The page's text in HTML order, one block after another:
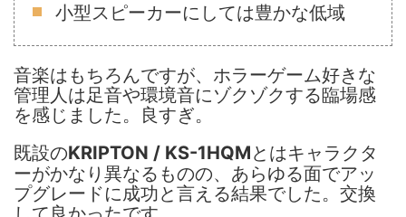
小型スピーカーにしては豊かな低域
音楽はもちろんですが、ホラーゲーム好きな
管理人は足音や環境音にゾクゾクする臨場感
を感じました。良すぎ。
既設のKRIPTON / KS-1HQMとはキャラクタ
ーがかなり異なるものの、あらゆる面でアッ
プグレードに成功と言える結果でした。交換